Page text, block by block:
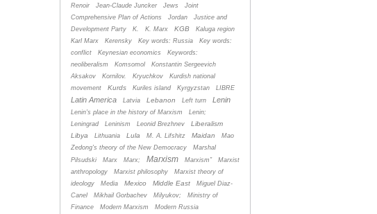
Renoir
Jean-Claude Juncker Jews
Joint
Comprehensive Plan of Actions
Jordan
Justice and
Development Party
K. K. Marx KGB
Kaluga region
Karl Marx
Kerensky Key words: Russia
Key words:
conflict
Keynesian economics
Keywords:
neoliberalism
Komsomol
Konstantin Sergeevich
Aksakov
Kornilov. Kryuchkov
Kurdish national
movement
Kurds Kuriles island Kyrgyzstan LIBRE
Latin America Latvia Lebanon Left turn Lenin
Lenin's place in the history of Marxism
Lenin;
Leningrad
Leninism Leonid Brezhnev
Liberalism
Libya
Lithuania Lula M. A. Lifshitz Maidan
Mao
Zedong's theory of the New Democracy
Marshal
Pilsudski
Marx Marx; Marxism Marxism”
Marxist
anthropology
Marxist philosophy
Marxist theory of
ideology
Media Mexico Middle East
Miguel Diaz-
Canel
Mikhail Gorbachev Milyukov;
Ministry of
Finance
Modern Marxism
Modern Russia